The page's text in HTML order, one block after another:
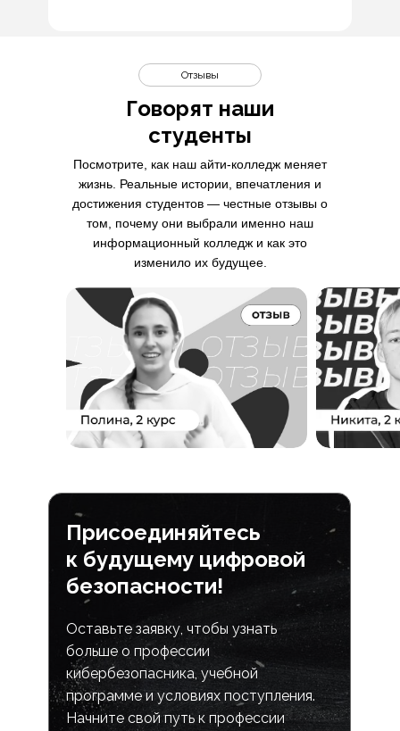
Говорят наши
студенты
Отзывы
Посмотрите, как наш айти-колледж меняет
жизнь. Реальные истории, впечатления и
достижения студентов — честные отзывы о
том, почему они выбрали именно наш
информационный колледж и как это
изменило их будущее.
Присоединяйтесь
к будущему цифровой
безопасности!
Оставьте заявку, чтобы узнать
больше о профессии
кибербезопасника, учебной
программе и условиях поступления.
Начните свой путь к профессии